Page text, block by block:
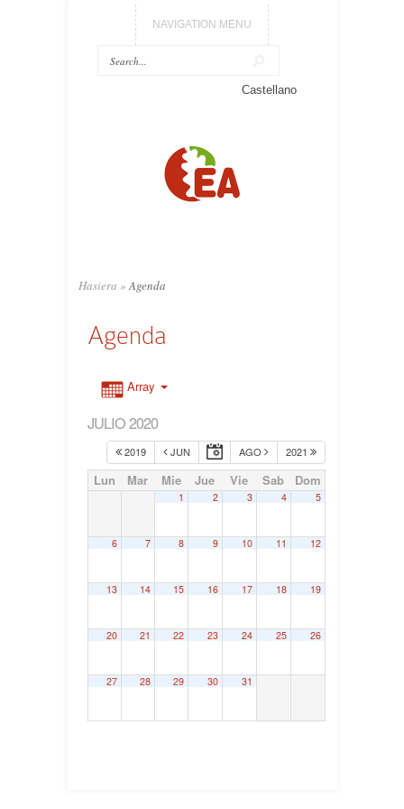
NAVIGATION MENU
Castellano
Hasiera » Agenda
Agenda
Array
JULIO 2020
2019 JUN AGO 2021
Lun Mar Mie Jue Vie Sab Dom
1 2 3 4 5
6 7 8 9 10 11 12
13 14 15 16 17 18 19
20 21 22 23 24 25 26
27 28 29 30 31